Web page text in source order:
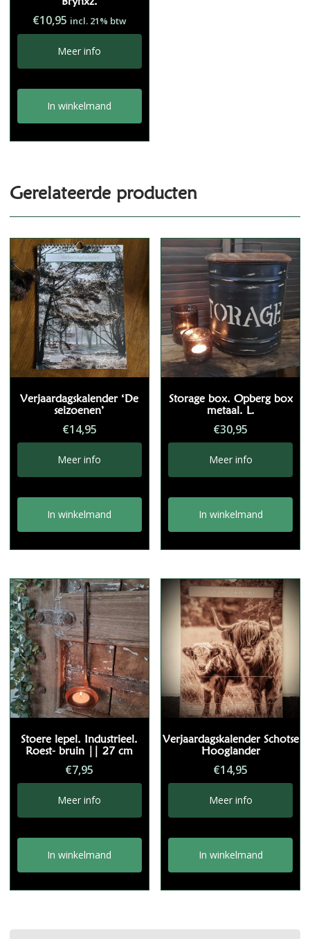
€10,95 incl. 21% btw
Meer info
In winkelmand
Gerelateerde producten
Verjaardagskalender ‘De
seizoenen’
€14,95
Meer info
In winkelmand
Storage box. Opberg box
metaal. L.
€30,95
Meer info
In winkelmand
Stoere lepel. Industrieel.
Roest- bruin || 27 cm
€7,95
Meer info
In winkelmand
Verjaardagskalender Schotse
Hooglander
€14,95
Meer info
In winkelmand